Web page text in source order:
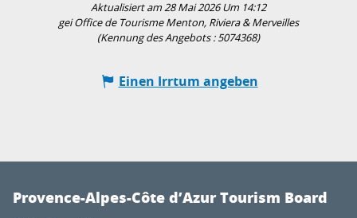
Aktualisiert am 28 Mai 2026 Um 14:12
gei Office de Tourisme Menton, Riviera & Merveilles
(Kennung des Angebots :5074368)
Einen Irrtum angeben
Provence-Alpes-Côte d’Azur Tourism Board